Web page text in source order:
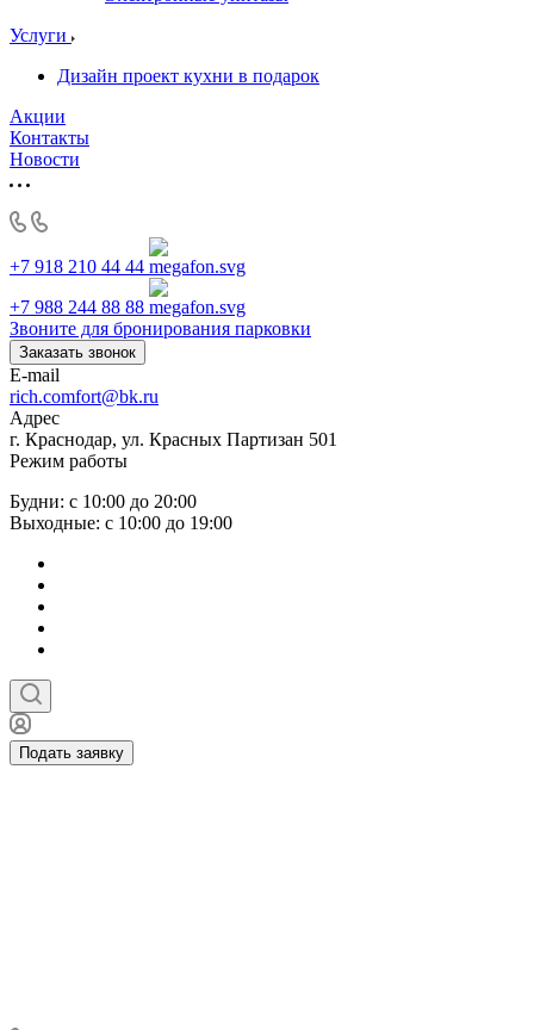
Услуги
Дизайн проект кухни в подарок
Акции
Контакты
Новости
+7 918 210 44 44
+7 988 244 88 88
Звоните для бронирования парковки
Заказать звонок
E-mail
rich.comfort@bk.ru
Адрес
г. Краснодар, ул. Красных Партизан 501
Режим работы
Будни: с 10:00 до 20:00
Выходные: с 10:00 до 19:00
Подать заявку